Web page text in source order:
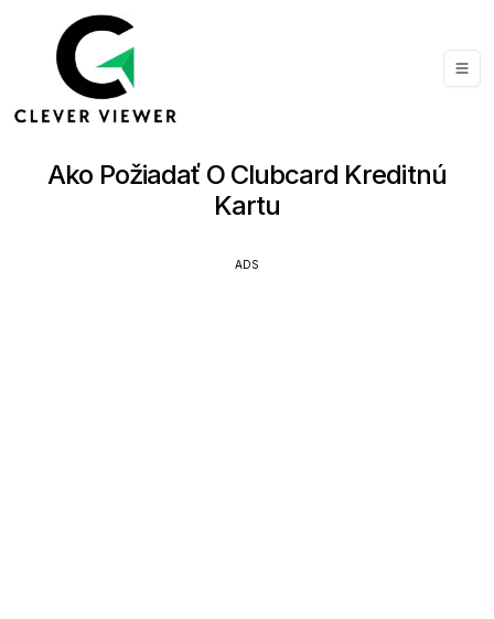
Ako Požiadať O Clubcard Kreditnú
Kartu
ADS